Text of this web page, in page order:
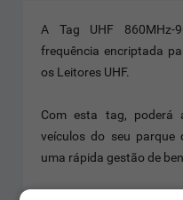
A Tag UHF
frequência encriptada
os Leitores UHF.
Com esta tag, poderá
veículos do seu parque
uma rápida gestão de